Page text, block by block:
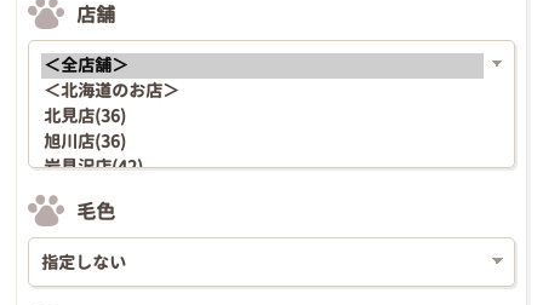
店舗
毛色